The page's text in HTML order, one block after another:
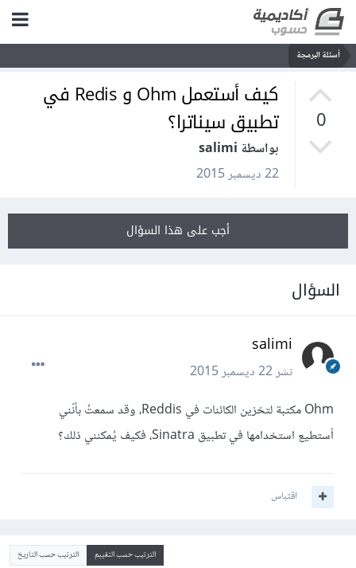
أسئلة البرمجة
0
كيف أستعمل Ohm و Redis في
تطبيق سيناترا؟
بواسطة salimi
22 ديسمبر 2015
أجب على هذا السؤال
السؤال
salimi
نشر22 ديسمبر 2015
Ohm مكتبة لتخزين الكائنات في Reddis، وقد سمعتُ بأنّني
أستطيع استخدامها في تطبيق Sinatra، فكيف يُمكنني ذلك؟
اقتباس
الترتيب حسب التقييم الترتيب حسب التاريخ